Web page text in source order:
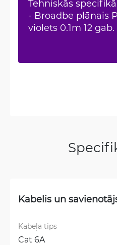
Tehniskās
- Broadbe plānais
violets 0.1m 12 gab.
Kabelis un
Kabeļa tips
Cat 6A